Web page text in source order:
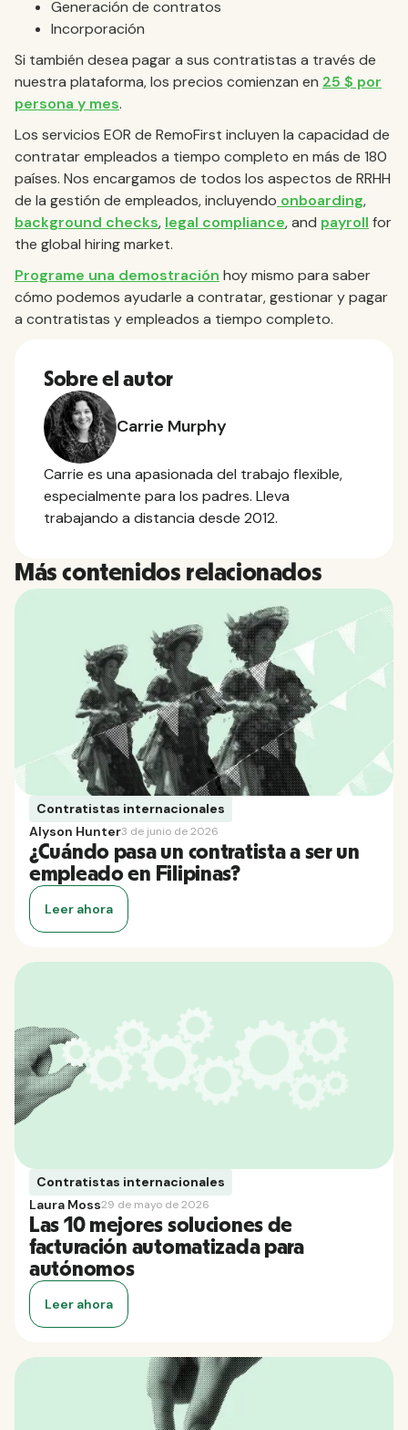
Generación de contratos
Incorporación
Si también desea pagar a sus contratistas a través de
nuestra plataforma, los precios comienzan en 25 $ por
persona y mes.
Los servicios EOR de RemoFirst incluyen la capacidad de
contratar empleados a tiempo completo en más de 180
países. Nos encargamos de todos los aspectos de RRHH
de la gestión de empleados, incluyendo onboarding,
background checks, legal compliance, and payroll for
the global hiring market.
Programe una demostración hoy mismo para saber
cómo podemos ayudarle a contratar, gestionar y pagar
a contratistas y empleados a tiempo completo.
Sobre el autor
Carrie Murphy
Carrie es una apasionada del trabajo flexible,
especialmente para los padres. Lleva
trabajando a distancia desde 2012.
Más contenidos relacionados
Contratistas internacionales
Alyson Hunter3 de junio de 2026
¿Cuándo pasa un contratista a ser un
empleado en Filipinas?
Leer ahora
Contratistas internacionales
Laura Moss29 de mayo de 2026
Las 10 mejores soluciones de
facturación automatizada para
autónomos
Leer ahora